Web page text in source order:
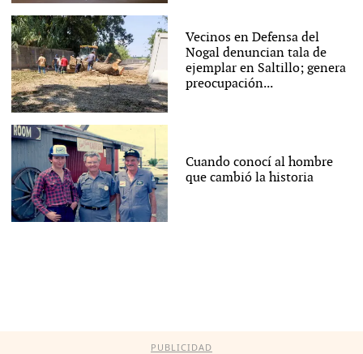
Vecinos en Defensa del
Nogal denuncian tala de
ejemplar en Saltillo; genera
preocupación...
Cuando conocí al hombre
que cambió la historia
PUBLICIDAD